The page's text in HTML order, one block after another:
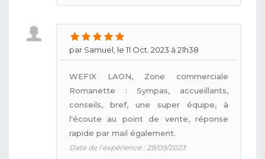
par Samuel, le 11 Oct. 2023 à 21h38
WEFIX LAON, Zone commerciale
Romanette : Sympas, accueillants,
conseils, bref, une super équipe, à
l'écoute au point de vente, réponse
rapide par mail également.
Date de l'expérience : 29/09/2023